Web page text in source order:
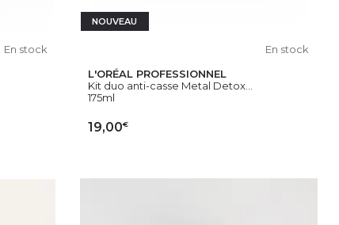
En stock
NOUVEAU
En stock
L'ORÉAL PROFESSIONNEL
Kit duo anti-casse Metal Detox...
175ml
19,00€